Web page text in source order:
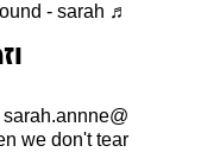
♬ original sound - sarah
@sarah.annne
we don't tear